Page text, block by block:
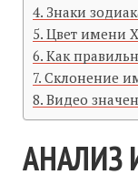
Знаки
Цвет имени
Как
Склонение
Видео
АНАЛИЗ